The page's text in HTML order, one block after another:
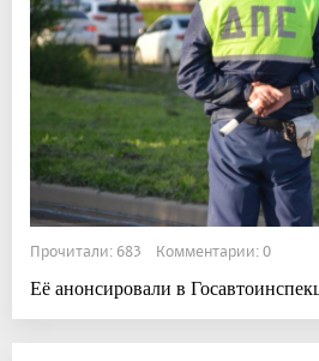
Прочитали: 683 Комментарии: 0
Её анонсировали в